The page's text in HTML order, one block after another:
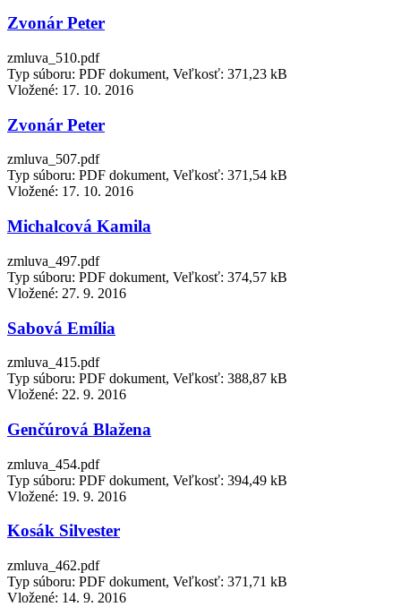
Zvonár Peter
zmluva_510.pdf
Typ súboru: PDF dokument, Veľkosť: 371,23 kB
Vložené: 17. 10. 2016
Zvonár Peter
zmluva_507.pdf
Typ súboru: PDF dokument, Veľkosť: 371,54 kB
Vložené: 17. 10. 2016
Michalcová Kamila
zmluva_497.pdf
Typ súboru: PDF dokument, Veľkosť: 374,57 kB
Vložené: 27. 9. 2016
Sabová Emília
zmluva_415.pdf
Typ súboru: PDF dokument, Veľkosť: 388,87 kB
Vložené: 22. 9. 2016
Genčúrová Blažena
zmluva_454.pdf
Typ súboru: PDF dokument, Veľkosť: 394,49 kB
Vložené: 19. 9. 2016
Kosák Silvester
zmluva_462.pdf
Typ súboru: PDF dokument, Veľkosť: 371,71 kB
Vložené: 14. 9. 2016